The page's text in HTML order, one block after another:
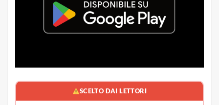
SCELTO DAI LETTORI